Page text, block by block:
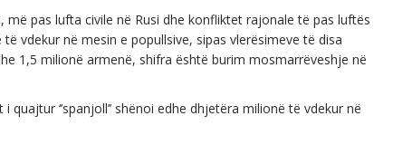
pas lufta civile në Rusi dhe konfliktet rajonale të pas luftës
vdekur në mesin e popullsive, sipas vlerësimeve të disa
1,5 milionë armenë, shifra është burim mosmarrëveshje në
‘’spanjoll’’ shënoi edhe dhjetëra milionë të vdekur në